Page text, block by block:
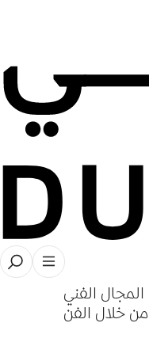
الفني
من خلال الفن